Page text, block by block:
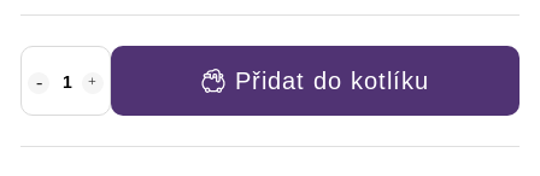
Přidat do kotlíku